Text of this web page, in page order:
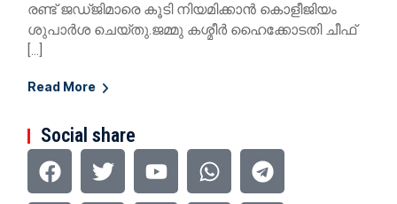
രണ്ട് ജഡ്ജിമാരെ കൂടി നിയമിക്കാൻ കൊളീജിയം
ശുപാർശ ചെയ്തു.ജമ്മു കശ്മീർ ഹൈക്കോടതി ചീഫ്
[…]
Read More
Social share